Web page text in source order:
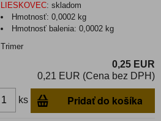
LIESKOVEC: skladom
Hmotnosť:0,0002 kg
Hmotnosť balenia:0,0002 kg
Trimer
0,25 EUR
0,21 EUR (Cena bez DPH)
ks Pridať do košíka